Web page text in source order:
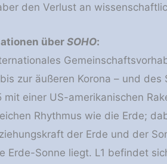
den Verlust an
über SOHO:
zur äußeren Korona – und
mit einer US-amerikanischen
Rhythmus wie die Erde;
der Erde und der
Erde-Sonne liegt. L1 befindet